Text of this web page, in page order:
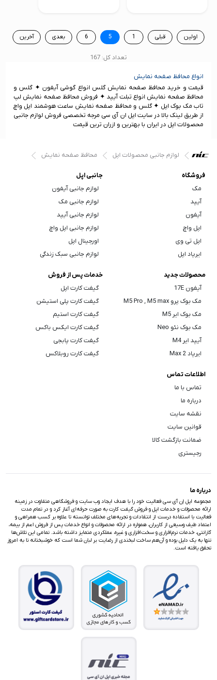
اولین قبلی 1
5
6 بعدی آخرین
تعداد کل: 167
انواع محافظ صفحه نمایش
قیمت و خرید محافظ صفحه نمایش گلس انواع گوشی آیفون ✦ گلس و
محافظ صفحه نمایش انواع تبلت آیپد ✦ فروش محافظ صفحه نمایش لپ
تاب مک بوک اپل ✦ گلس و محافظ صفحه نمایش ساعت هوشمند اپل واچ
از طریق لینک بالا در سایت اپل ان آی سی مرجه تخصصی فروش لوازم جانبی
محصولات اپل در ایران با بهترین و ازران ترین قیمت
لوازم جانبی محصولات اپل محافظ صفحه نمایش
فروشگاه
مک
آیپد
آیفون
اپل واچ
اپل تی وی
ایرپاد اپل
جانبی اپل
لوازم جانبی آیفون
لوازم جانبی مک
لوازم جانبی آیپد
لوازم جانبی اپل واچ
اورجینال اپل
لوازم جانبی سبک زندگی
محصولات جدید
آیفون 17E
مک بوک پرو M5 Pro , M5 max
مک بوک ایر M5
مک بوک نئو Neo
آیپد ایر M4
ایرپاد Max 2
خدمات پس از فروش
گیفت کارت اپل
گیفت کارت پلی استیشن
گیفت کارت استیم
گیفت کارت ایکس باکس
گیفت کارت پابجی
گیفت کارت روبلاکس
اطلاعات تماس
تماس با ما
درباره ما
نقشه سایت
قوانین سایت
ضمانت بازگشت کالا
رجیستری
درباره ما
مجموعه اپل اِن آی سی فعالیت خود را با هدف ایجاد وب سایت و فروشگاهی متفاوت در زمینه
ارائه محصولات و خدمات اپل و فروش گیفت کارت به صورت حرفه‌ای آغاز کرد و در تمام مدت
فعالیت با استفاده درست از انتقادات و تجربه‌های مختلف توانسته تا علاوه بر کسب همراهی و
اعتماد طیف وسیعی از کاربران، همواره در ارائه محصولات و انواع خدمات پس از فروش اعم از بیمه،
گارانتی، خدمات نرم‌افزاری و سخت‌افزاری و غیره، عملکردی متمایز داشته باشد. تمامی این تلاش‌ها
تنها به یک دلیل بوده و آن‌هم ساخت لبخندی از رضایت بر لبان شما است که خوشبختانه تا به امروز
تحقق یافته است.